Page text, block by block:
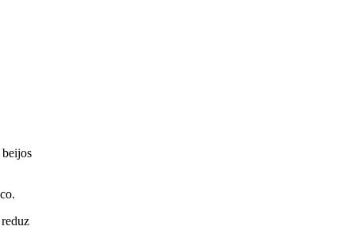
beijos